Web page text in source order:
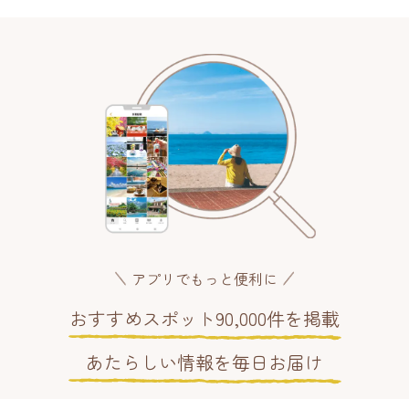
アプリでもっと便利に
おすすめスポット90,000件を掲載
あたらしい情報を毎日お届け